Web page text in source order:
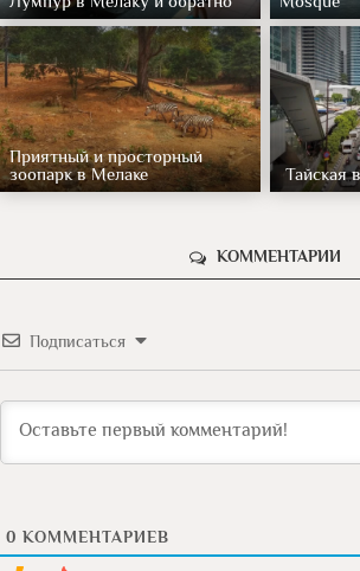
Приятный и просторный
зоопарк в Мелаке
Тайская
КОММЕНТАРИИ
Подписаться
0 КОММЕНТАРИЕВ